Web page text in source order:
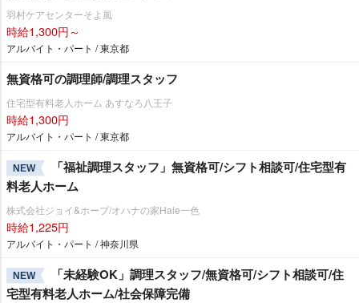
羽村ケアセンターそよ風
時給1,300円～
アルバイト・パート / 東京都
無資格可の調理師/調理スタッフ
住宅型有料老人ホーム あすなろ八王子
時給1,300円
アルバイト・パート / 東京都
NEW
「福祉調理スタッフ」無資格可/シフト相談可/住宅型有
料老人ホーム
株式会社ジョイ&ホープ/オハナの家Hale一色
時給1,225円
アルバイト・パート / 神奈川県
NEW
「未経験OK」調理スタッフ/無資格可/シフト相談可/住
宅型有料老人ホーム/社会保障完備